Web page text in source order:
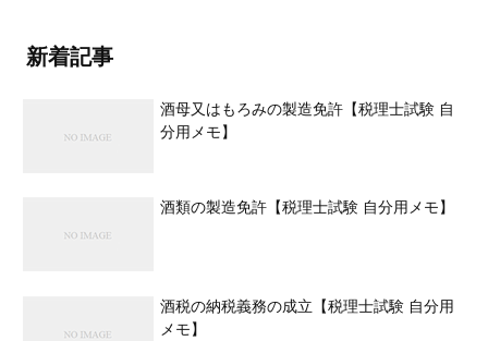
新着記事
酒母又はもろみの製造免許【税理士試験 自
分用メモ】
酒類の製造免許【税理士試験 自分用メモ】
酒税の納税義務の成立【税理士試験 自分用
メモ】